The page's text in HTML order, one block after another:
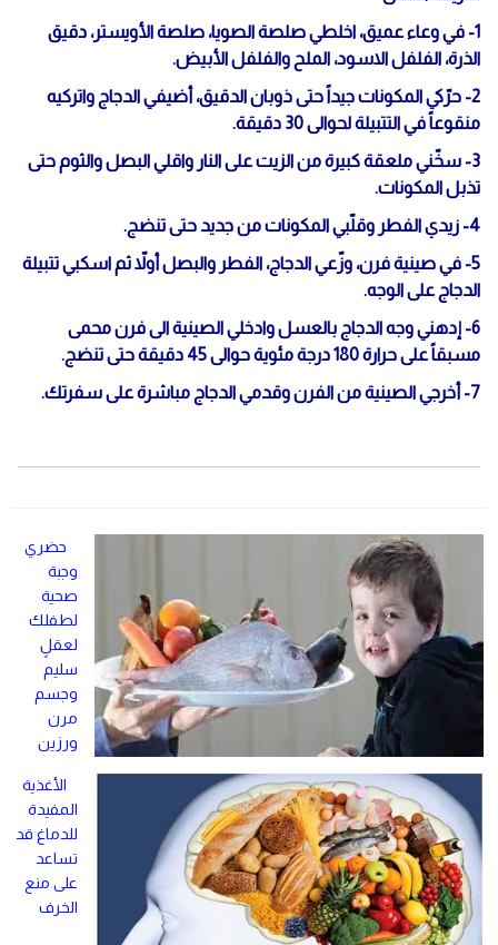
1- في وعاء عميق، اخلطي صلصة الصويا، صلصة الأويستر، دقيق
الذرة، الفلفل الاسود، الملح والفلفل الأبيض.
2- حرّكي المكونات جيداً حتى ذوبان الدقيق، أضيفي الدجاج واتركيه
منقوعاً في التتبيلة لحوالى 30 دقيقة.
3- سخّني ملعقة كبيرة من الزيت على النار واقلي البصل والثوم حتى
تذبل المكونات.
4- زيدي الفطر وقلّبي المكونات من جديد حتى تنضج.
5- في صينية فرن، وزّعي الدجاج، الفطر والبصل أولاّ ثم اسكبي تتبيلة
الدجاج على الوجه.
6- إدهني وجه الدجاج بالعسل وادخلي الصينية الى فرن محمى
مسبقاً على حرارة 180 درجة مئوية حوالى 45 دقيقة حتى تنضج.
7- أخرجي الصينية من الفرن وقدمي الدجاج مباشرة على سفرتك.
حضري
وجبة
صحية
لطفلك
لعقلٍ
سليم
وجسم
مرن
ورزين
الأغذية
المفيدة
للدماغ قد
تساعد
على منع
الخرف